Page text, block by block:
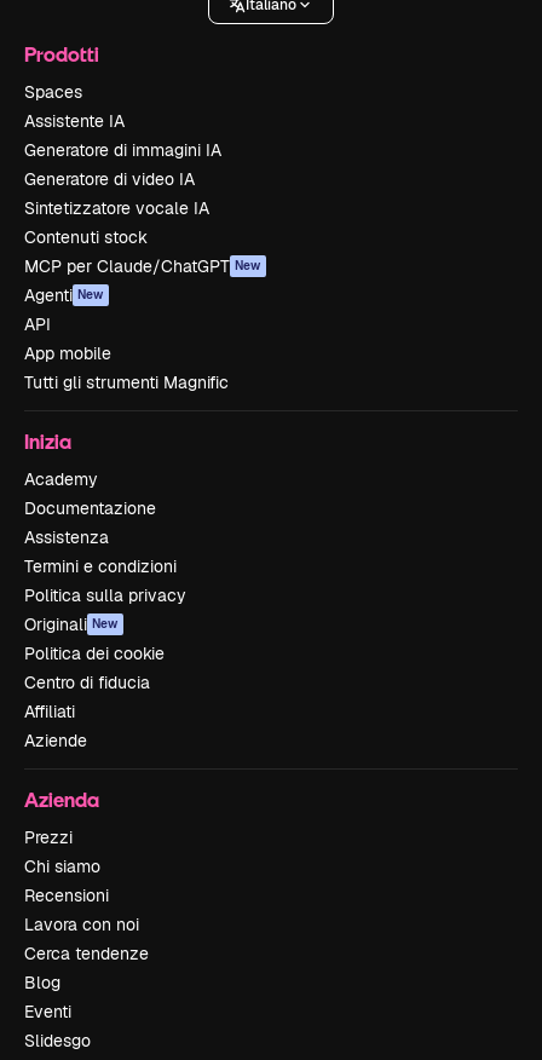
Italiano
Prodotti
Spaces
Assistente IA
Generatore di immagini IA
Generatore di video IA
Sintetizzatore vocale IA
Contenuti stock
MCP per Claude/ChatGPT New
Agenti New
API
App mobile
Tutti gli strumenti Magnific
Inizia
Academy
Documentazione
Assistenza
Termini e condizioni
Politica sulla privacy
Originali New
Politica dei cookie
Centro di fiducia
Affiliati
Aziende
Azienda
Prezzi
Chi siamo
Recensioni
Lavora con noi
Cerca tendenze
Blog
Eventi
Slidesgo